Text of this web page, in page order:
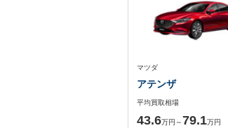
マツダ
アテンザ
平均買取相場
43.6万円～79.1万円